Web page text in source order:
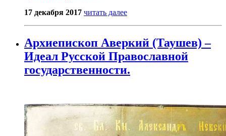
17 декабря 2017 читать далее
Архиепископ Аверкий (Таушев) –
Идеал Русской Православной
государственности.